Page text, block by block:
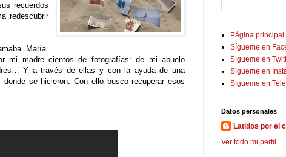
recuerdos
redescubrir
María.
mi madre cientos de fotografías: de mi abuelo
Y a través de ellas y con la ayuda de una
se hicieron. Con ello busco recuperar esos
Página principal
Sígueme en
Sígueme en
Sígueme en
Sígueme en
Datos personales
Latidos por el
Ver todo mi perfil